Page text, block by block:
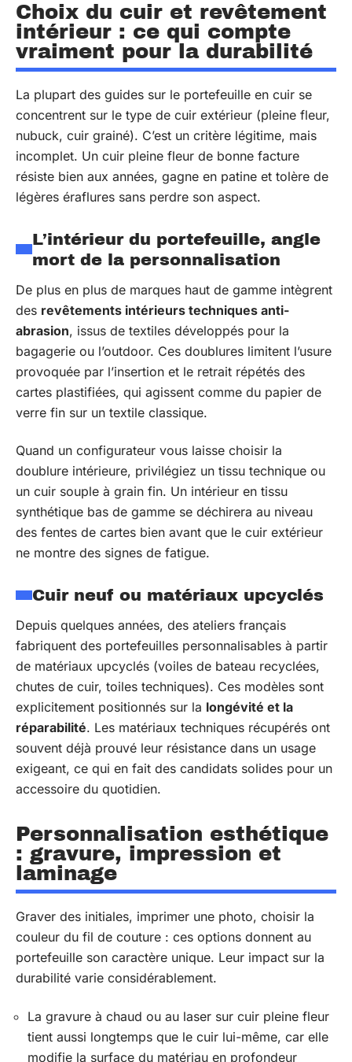
Choix du cuir et revêtement
intérieur : ce qui compte
vraiment pour la durabilité
La plupart des guides sur le portefeuille en cuir se
concentrent sur le type de cuir extérieur (pleine fleur,
nubuck, cuir grainé). C’est un critère légitime, mais
incomplet. Un cuir pleine fleur de bonne facture
résiste bien aux années, gagne en patine et tolère de
légères éraflures sans perdre son aspect.
L’intérieur du portefeuille, angle
mort de la personnalisation
De plus en plus de marques haut de gamme intègrent
des revêtements intérieurs techniques anti-
abrasion, issus de textiles développés pour la
bagagerie ou l’outdoor. Ces doublures limitent l’usure
provoquée par l’insertion et le retrait répétés des
cartes plastifiées, qui agissent comme du papier de
verre fin sur un textile classique.
Quand un configurateur vous laisse choisir la
doublure intérieure, privilégiez un tissu technique ou
un cuir souple à grain fin. Un intérieur en tissu
synthétique bas de gamme se déchirera au niveau
des fentes de cartes bien avant que le cuir extérieur
ne montre des signes de fatigue.
Cuir neuf ou matériaux upcyclés
Depuis quelques années, des ateliers français
fabriquent des portefeuilles personnalisables à partir
de matériaux upcyclés (voiles de bateau recyclées,
chutes de cuir, toiles techniques). Ces modèles sont
explicitement positionnés sur la longévité et la
réparabilité. Les matériaux techniques récupérés ont
souvent déjà prouvé leur résistance dans un usage
exigeant, ce qui en fait des candidats solides pour un
accessoire du quotidien.
Personnalisation esthétique
: gravure, impression et
laminage
Graver des initiales, imprimer une photo, choisir la
couleur du fil de couture : ces options donnent au
portefeuille son caractère unique. Leur impact sur la
durabilité varie considérablement.
La gravure à chaud ou au laser sur cuir pleine fleur
tient aussi longtemps que le cuir lui-même, car elle
modifie la surface du matériau en profondeur